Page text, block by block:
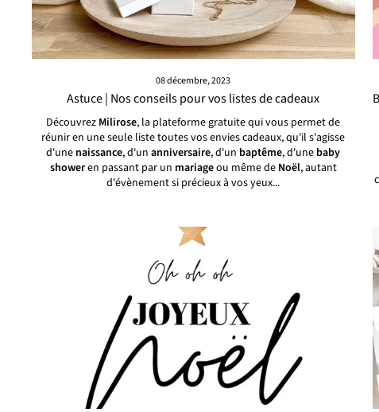
08 décembre, 2023
Astuce | Nos conseils pour vos listes de cadeaux
Découvrez Milirose, la plateforme gratuite qui vous permet de
réunir en une seule liste toutes vos envies cadeaux, qu'il s'agisse
d'une naissance, d'unanniversaire, d'un baptême, d'une baby
showeren passant par un mariageou même de Noël, autant
d'évènement si précieux à vos yeux...